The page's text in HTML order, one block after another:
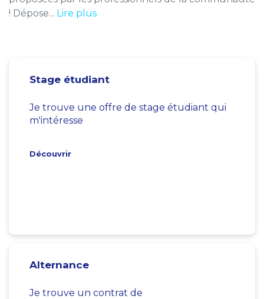
! Dépose... Lire plus
Stage étudiant
Je trouve une offre de stage étudiant qui
m'intéresse
Découvrir
Alternance
Je trouve un contrat de